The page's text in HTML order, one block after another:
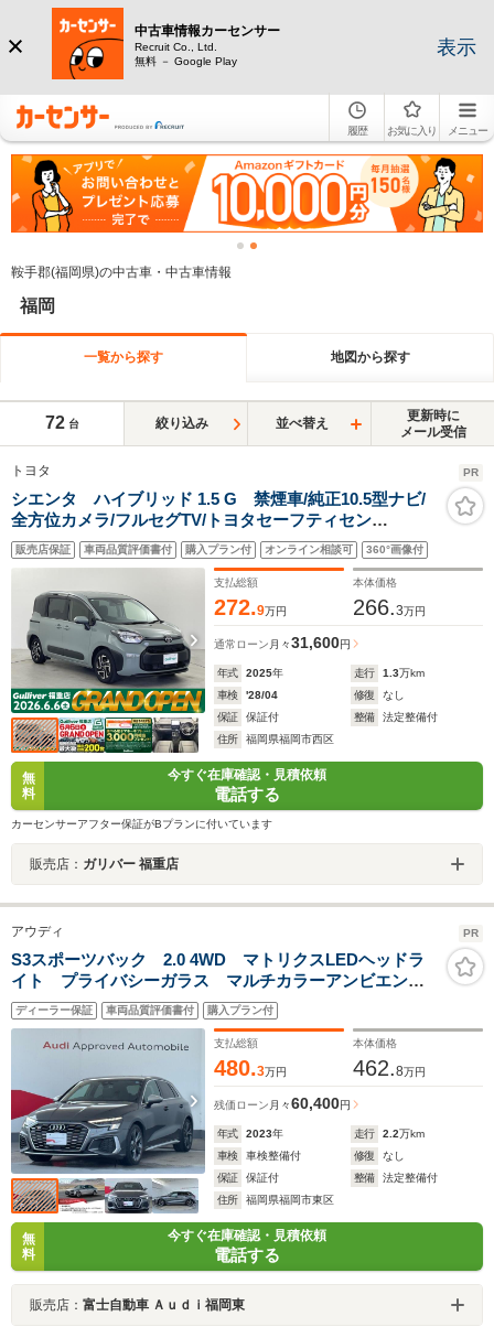
中古車情報カーセンサー
Recruit Co., Ltd.
無料 － Google Play
表示
履歴 お気に入り メニュー
鞍手郡(福岡県)の中古車・中古車情報
福岡
一覧から探す 地図から探す
72 台 絞り込み 並べ替え
更新時に
メール受信
トヨタ PR
シエンタ ハイブリッド 1.5 G 禁煙車/純正10.5型ナビ/
全方位カメラ/フルセグTV/トヨタセーフティセン
ス/ETC2.0/LEDヘッドライト/ブラインドスポットモニタ
ー/レーダークルーズコントロール/純正アルミホイール/両
側電動スライドドア/衝突軽減
販売店保証 車両品質評価書付 購入プラン付 オンライン相談可 360°画像付
支払総額
272.9万円
本体価格
266.3万円
通常ローン 月々31,600円
年式 2025年 走行 1.3万km
車検
'28/04 修復
なし
保証
保証付 整備
法定整備付
住所
福岡県福岡市西区
無
料
今すぐ在庫確認・見積依頼
電話する
カーセンサーアフター保証がBプランに付いています
販売店： ガリバー 福重店
アウディ PR
S3スポーツバック 2.0 4WD マトリクスLEDヘッドラ
イト プライバシーガラス マルチカラーアンビエント
ライト TVチューナー ブラックキャリパー 18インチ
AW 電動シート フロントシートヒーター リアビュー
カメラ
ディーラー保証 車両品質評価書付 購入プラン付
支払総額
480.3万円
本体価格
462.8万円
残価ローン 月々60,400円
年式 2023年 走行 2.2万km
車検
車検整備付 修復
なし
保証
保証付 整備
法定整備付
住所
福岡県福岡市東区
無
料
今すぐ在庫確認・見積依頼
電話する
販売店： 富士自動車 Ａｕｄｉ福岡東